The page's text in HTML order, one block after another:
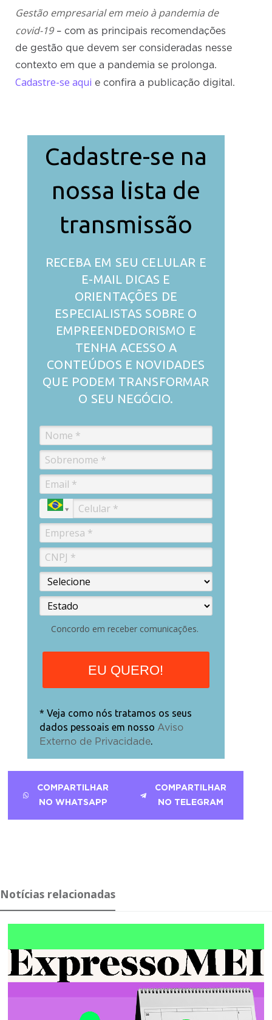
Gestão empresarial em meio à pandemia de
covid-19– com as principais recomendações
de gestão que devem ser consideradas nesse
contexto em que a pandemia se prolonga.
Cadastre-se aqui e confira a publicação digital.
Cadastre-se na
nossa lista de
transmissão
RECEBA EM SEU CELULAR E
E-MAIL DICAS E
ORIENTAÇÕES DE
ESPECIALISTAS SOBRE O
EMPREENDEDORISMO E
TENHA ACESSO A
CONTEÚDOS E NOVIDADES
QUE PODEM TRANSFORMAR
O SEU NEGÓCIO.
Concordo em receber comunicações.
EU QUERO!
* Veja como nós tratamos os seus
dados pessoais em nosso Aviso
Externo de Privacidade.
COMPARTILHAR
NO WHATSAPP
COMPARTILHAR
NO TELEGRAM
Notícias relacionadas